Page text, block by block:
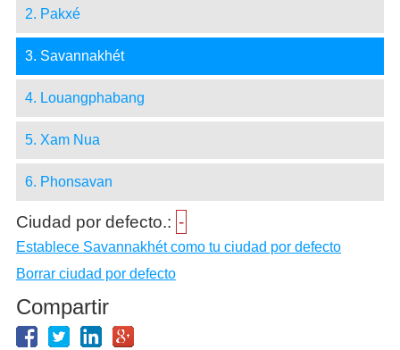
2. Pakxé
3. Savannakhét
4. Louangphabang
5. Xam Nua
6. Phonsavan
Ciudad por defecto.: -
Establece Savannakhét como tu ciudad por defecto
Borrar ciudad por defecto
Compartir